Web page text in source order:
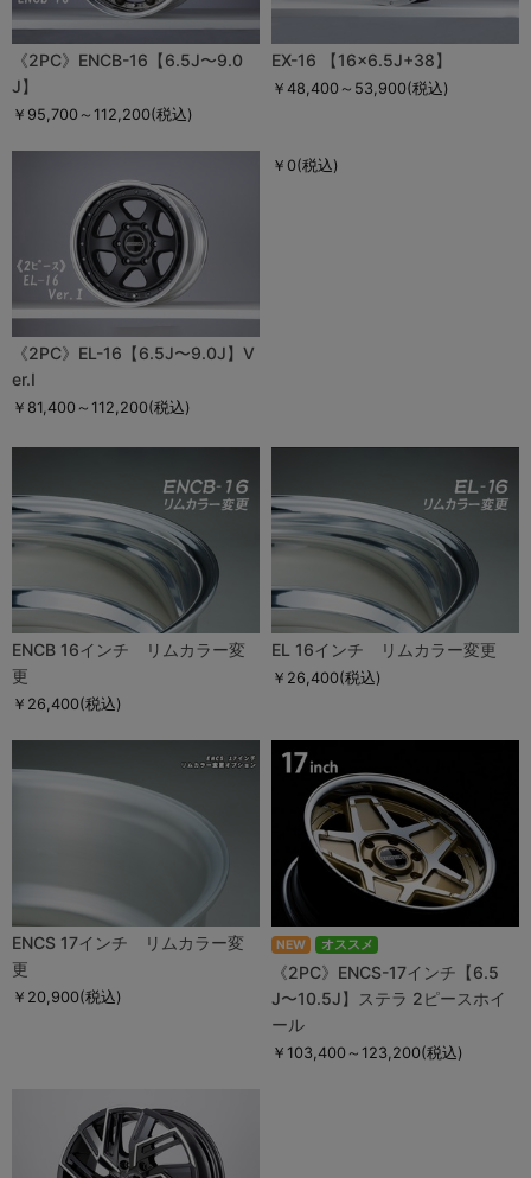
《2PC》ENCB-16【6.5J〜9.0
J】
￥95,700～112,200(税込)
EX-16 【16×6.5J+38】
￥48,400～53,900(税込)
《2PC》EL-16【6.5J〜9.0J】V
er.I
￥81,400～112,200(税込)
￥0(税込)
ENCB 16インチ リムカラー変
更
￥26,400(税込)
EL 16インチ リムカラー変更
￥26,400(税込)
ENCS 17インチ リムカラー変
更
￥20,900(税込)
NEW オススメ
《2PC》ENCS-17インチ【6.5
J〜10.5J】ステラ 2ピースホイ
ール
￥103,400～123,200(税込)